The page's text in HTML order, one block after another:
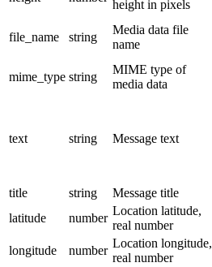
height in pixels
file_name string
Media data file
name
mime_type string
MIME type of
media data
text string Message text
title
string Message title
latitude
number
Location latitude,
real number
longitude
number
Location longitude,
real number